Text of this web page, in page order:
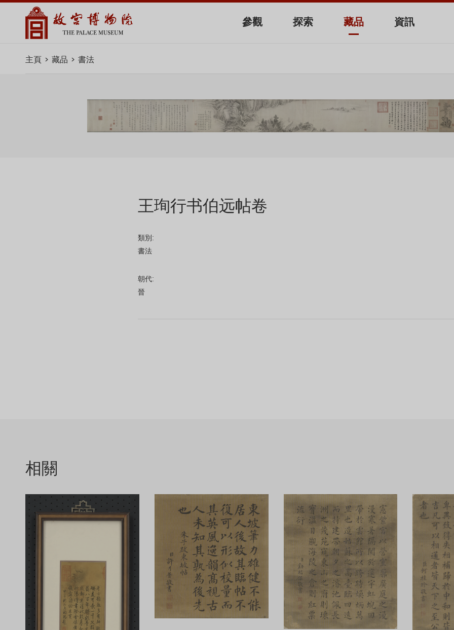
參觀 探索 藏品 資訊
主頁 藏品 書法
王珣行书伯远帖卷
類別:
書法
朝代:
晉
相關